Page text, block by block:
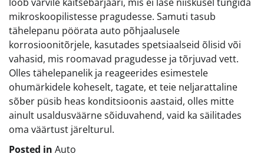
mikroskoopilistesse pragudesse. Samuti tasub
tähelepanu pöörata auto põhjaalusele
korrosioonitõrjele, kasutades spetsiaalseid õlisid või
vahasid, mis roomavad pragudesse ja tõrjuvad vett.
Olles tähelepanelik ja reageerides esimestele
ohumärkidele koheselt, tagate, et teie neljarattaline
sõber püsib heas konditsioonis aastaid, olles mitte
ainult usaldusväärne sõiduvahend, vaid ka säilitades
oma väärtust järelturul.
Posted in Auto